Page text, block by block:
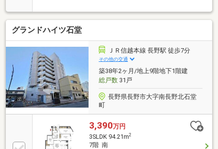
グランドハイツ石堂
ＪＲ信越本線 長野駅 徒歩7分
その他の交通
築38年2ヶ月/地上9階地下1階建
総戸数31戸
長野県長野市大字南長野北石堂
町
3,390万円
3SLDK 94.21m2
7階 南